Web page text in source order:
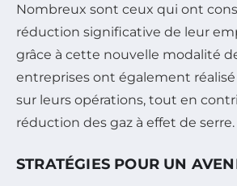
Nombreux sont ceux qui ont
réduction significative de leur
grâce à cette nouvelle modalité
entreprises ont également
sur leurs opérations, tout en
réduction des gaz à effet de serre.
STRATÉGIES POUR UN